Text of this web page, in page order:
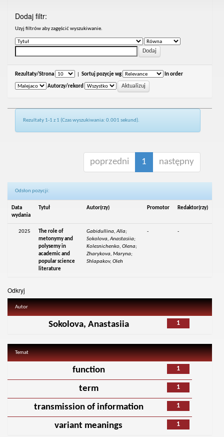
Dodaj filtr:
Uzyj filtrów aby zagęścić wyszukiwanie.
Rezultaty/Strona Sortuj pozycje wg In order
Autorzy/rekord
Rezultaty 1-1 z 1 (Czas wyszukiwania: 0.001 sekund).
poprzedni 1 następny
Odsłon pozycji:
Data
wydania
Tytuł Autor(rzy) Promotor Redaktor(rzy)
2025
The role of
metonymy and
polysemy in
academic and
popular science
literature
Gabidullina, Alla;
Sokolova, Anastasiia;
Kolesnichenko, Olena;
Zharykova, Maryna;
Shlapakov, Oleh
- -
Odkryj
Autor
1
Sokolova, Anastasiia
Temat
1
function
1
term
1
transmission of information
1
variant meanings